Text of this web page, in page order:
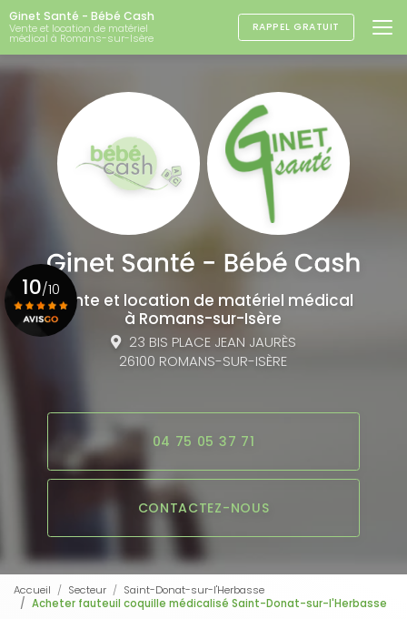
Aller
au
contenu
principal
Ginet Santé - Bébé Cash
Vente et location de matériel
médical à Romans-sur-Isère
RAPPEL GRATUIT
Vente et location de matériel médical
à Romans-sur-Isère
23 BIS PLACE JEAN JAURÈS
26100 ROMANS-SUR-ISÈRE
04 75 05 37 71
CONTACTEZ-NOUS
10/10
Accueil Secteur
Saint-Donat-sur-l'Herbasse
Acheter fauteuil coquille médicalisé Saint-Donat-sur-l'Herbasse